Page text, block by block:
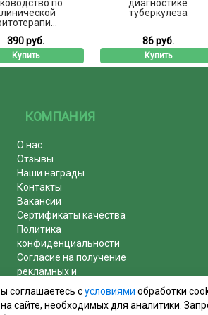
по
390 руб.
Купить
диагностике
туберкулеза
86 руб.
Купить
КОМПАНИЯ
О нас
Отзывы
Наши награды
Контакты
Вакансии
Сертификаты качества
Политика
конфиденциальности
Согласие на получение
рекламных и
информационных рассылок
Почему журналы покупают у
соглашаетесь сусловиями обработки
сайте, необходимых для аналитики.